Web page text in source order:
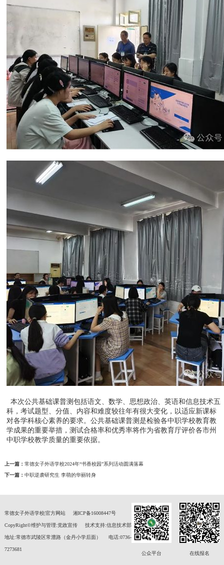
本次公共基础课普测包括语文、数学、思想政治、英语和信息技术五
科，考试题型、分值、内容和难度较往年有很大变化，以适应新课标
对各学科核心素养的要求。公共基础课普测是检验各中职学校教育教
学成果的重要举措，测试合格率和优秀率将作为省教育厅评价各市州
中职学校教学质量的重要依据。
上一篇： 常德女子外语学校2024年“书香校园”系列活动圆满落幕
下一篇： 中职逆袭研究生 李萌的华丽转身
常德女子外语学校|官方网站 湘ICP备16008447号
CopyRight©维护与管理:党政宣传 技术支持:信息技术部
地址:常德市武陵区常澧路（金丹小学后面） 电话:0736-
7273681
公众平台 在线报名